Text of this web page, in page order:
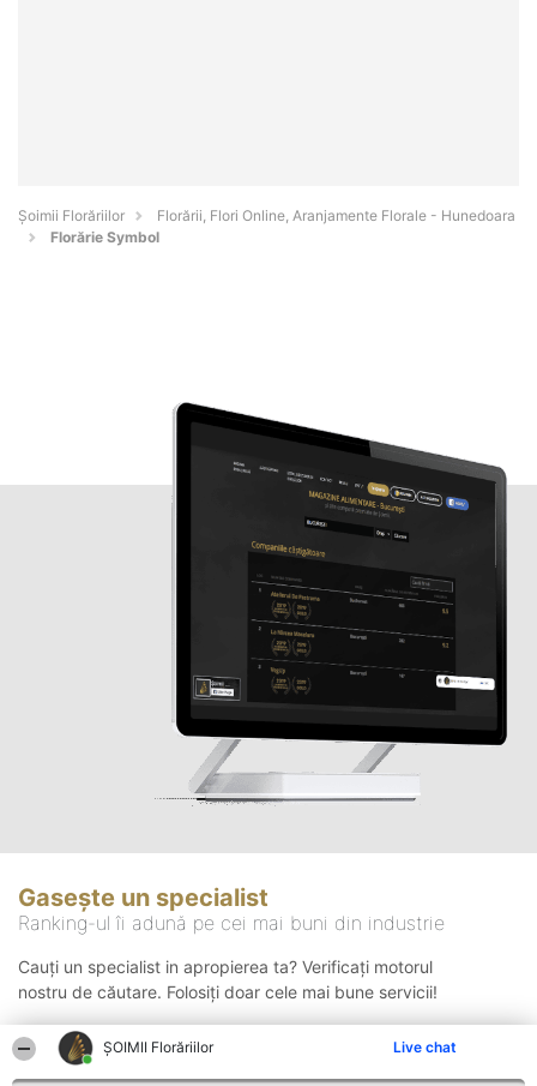
ȘOIMII Florăriilor Live chat
Șoimii Florăriilor
Florării, Flori Online, Aranjamente Florale - Hunedoara
Florărie Symbol
Gasește un specialist
Ranking-ul îi adună pe cei mai buni din industrie
Cauți un specialist in apropierea ta? Verificați motorul
nostru de căutare. Folosiți doar cele mai bune servicii!